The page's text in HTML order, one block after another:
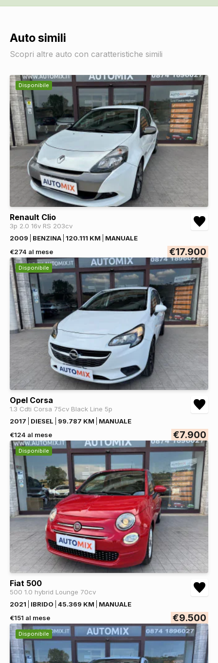
Auto simili
Scopri altre auto con caratteristiche simili
Disponibile
Renault Clio
3p 2.0 16v RS 203cv
2009
BENZINA 120.111 KM
MANUALE
€274 al mese
€17.900
Disponibile
Opel Corsa
1.3 Cdti Corsa 75cv Black Line 5p
2017
DIESEL 99.787 KM
MANUALE
€124 al mese
€7.900
Disponibile
Fiat 500
500 1.0 hybrid Lounge 70cv
2021
IBRIDO 45.369 KM
MANUALE
€151 al mese
€9.500
Disponibile